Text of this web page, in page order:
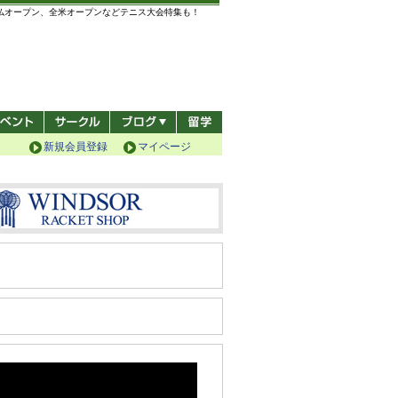
ープン、全米オープンなどテニス大会特集も！
マイページ
新規会員登録